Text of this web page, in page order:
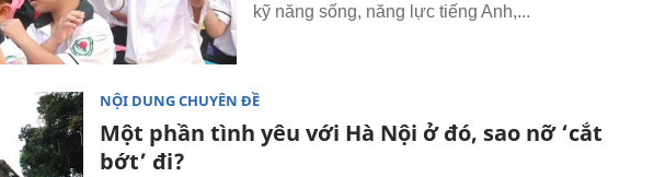
kỹ năng sống, năng lực tiếng Anh,...
NỘI DUNG CHUYÊN ĐỀ
Một phần tình yêu với Hà Nội ở đó, sao nỡ ‘cắt
bớt’ đi?